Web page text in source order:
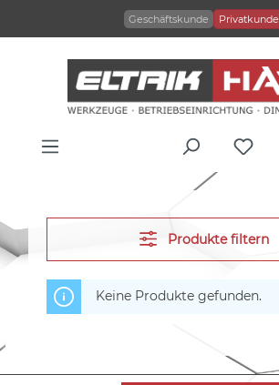
Geschäftskunde Privatkunde
Produkte filtern
Keine Produkte gefunden.